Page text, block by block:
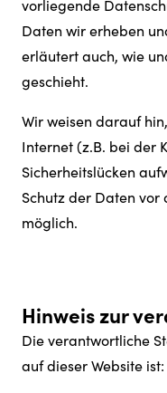
vorliegende
Daten wir erheben
erläutert auch, wie
geschieht.
Wir weisen darauf
Internet (z.B. bei der
Sicherheitslücken
Schutz der Daten
möglich.
Hinweis zur
Die verantwortliche
auf dieser Website ist: